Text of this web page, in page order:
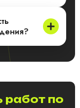
работ по